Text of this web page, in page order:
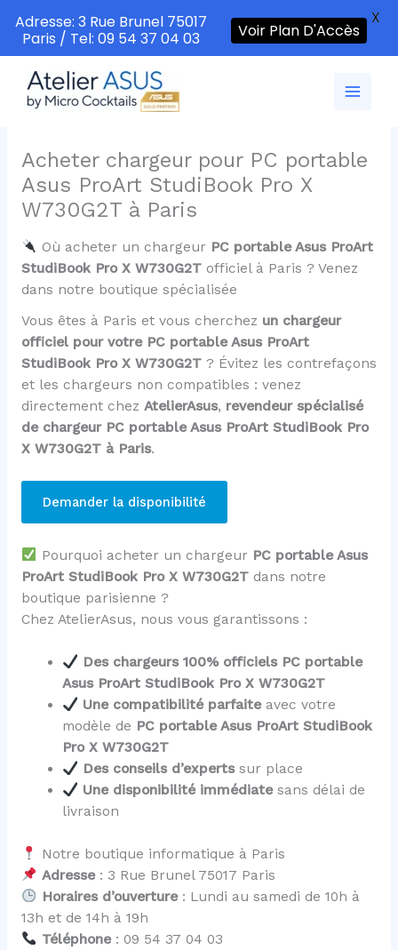
contenu
Acheter chargeur pour PC portable
Asus ProArt StudiBook Pro X
W730G2T à Paris
Où acheter un chargeur PC portable Asus ProArt
StudiBook Pro X W730G2Tofficiel à Paris ? Venez
dans notre boutique spécialisée
Vous êtes à Paris et vous cherchez un chargeur
officiel pour votre PC portable Asus ProArt
StudiBook Pro X W730G2T? Évitez les contrefaçons
et les chargeurs non compatibles : venez
directement chez AtelierAsus, revendeur spécialisé
de chargeur PC portable Asus ProArt StudiBook Pro
X W730G2T à Paris.
Demander la disponibilité
Pourquoi acheter un chargeur PC portable Asus
ProArt StudiBook Pro X W730G2Tdans notre
boutique parisienne ?
Chez AtelierAsus, nous vous garantissons :
Des chargeurs 100% officiels PC portable
Asus ProArt StudiBook Pro X W730G2T
Une compatibilité parfaiteavec votre
modèle de PC portable Asus ProArt StudiBook
Pro X W730G2T
Des conseils d’expertssur place
Une disponibilité immédiatesans délai de
livraison
Notre boutique informatique à Paris
Adresse: 3 Rue Brunel 75017 Paris
Horaires d’ouverture: Lundi au samedi de 10h à
13h et de 14h à 19h
Téléphone: 09 54 37 04 03
Adresse: 3 Rue Brunel 75017
Paris / Tel: 09 54 37 04 03
Voir Plan D'Accès
X